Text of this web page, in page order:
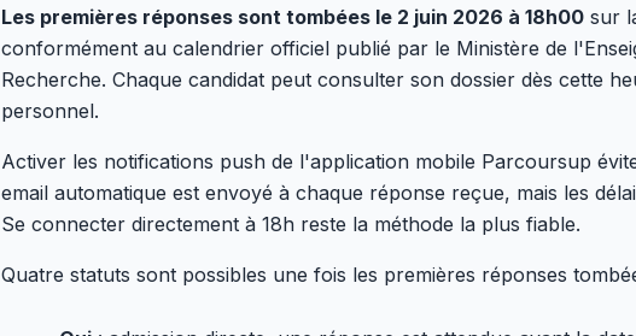
Les premières réponses sont tombées le 2 juin 2026 à 18h00 sur
conformément au calendrier officiel publié par le Ministère de
Recherche. Chaque candidat peut consulter son dossier dès cette
personnel.
Activer les notifications push de l'application mobile Parcoursup
email automatique est envoyé à chaque réponse reçue, mais les
Se connecter directement à 18h reste la méthode la plus fiable.
Quatre statuts sont possibles une fois les premières réponses